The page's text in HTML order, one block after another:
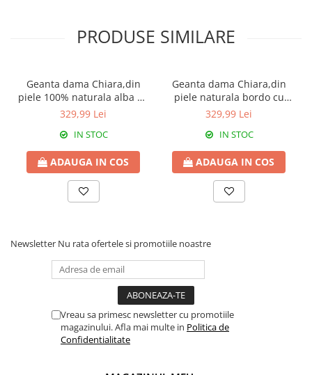
PRODUSE SIMILARE
Geanta dama Chiara,din
piele 100% naturala alba cu
accesorii argintii 8215
329,99 Lei
IN STOC
ADAUGA IN COS
Geanta dama Chiara,din
piele naturala bordo cu
accesorii argintii 8215
329,99 Lei
IN STOC
ADAUGA IN COS
Newsletter Nu rata ofertele si promotiile noastre
Vreau sa primesc newsletter cu promotiile
magazinului. Afla mai multe in Politica de
Confidentialitate